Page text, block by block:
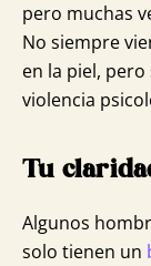
pero muchas
No siempre
en la piel,
violencia
Tu
Algunos
solo tienen un